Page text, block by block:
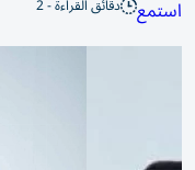
استمع دقائق القراءة - 2